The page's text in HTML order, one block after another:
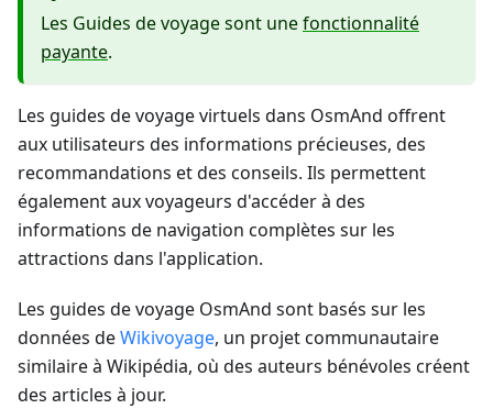
Les Guides de voyage sont unefonctionnalité
payante.
Les guides de voyage virtuels dans OsmAnd offrent
aux utilisateurs des informations précieuses, des
recommandations et des conseils. Ils permettent
également aux voyageurs d'accéder à des
informations de navigation complètes sur les
attractions dans l'application.
Les guides de voyage OsmAnd sont basés sur les
données deWikivoyage, un projet communautaire
similaire à Wikipédia, où des auteurs bénévoles créent
des articles à jour.